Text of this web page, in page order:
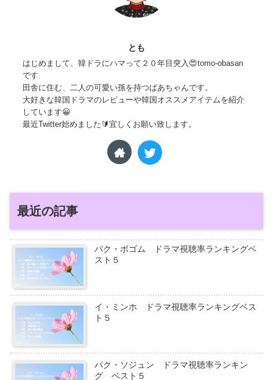
とも
はじめまして、韓ドラにハマって２０年目突入😍tomo-obasan
です
田舎に住む、二人の可愛い孫を持つばあちゃんです。
大好きな韓国ドラマのレビューや韓国オススメアイテムを紹介
しています😀
最近Twitter始めました🔰宜しくお願い致します。
最近の記事
パク・ボゴム ドラマ視聴率ランキングベ
スト５
イ・ミンホ ドラマ視聴率ランキングベス
ト５
パク・ソジュン ドラマ視聴率ランキン
グ ベスト５